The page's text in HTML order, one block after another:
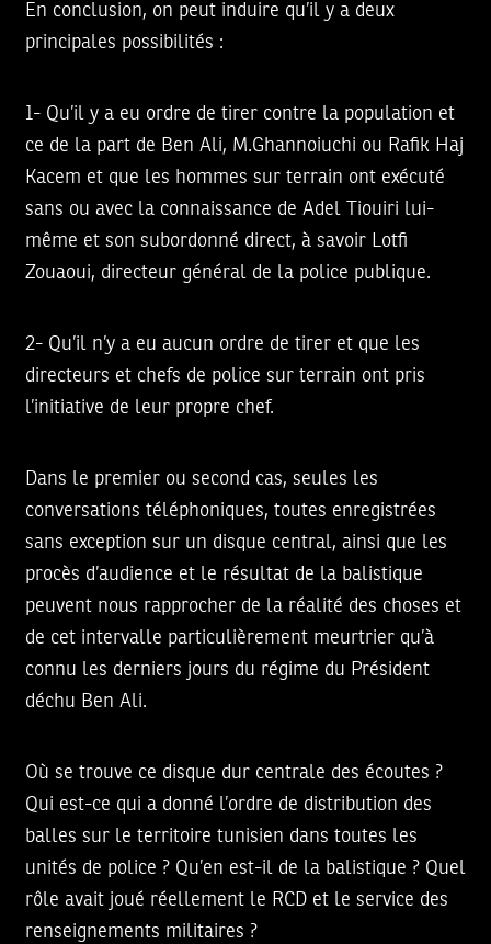
En conclusion, on peut induire qu’il y a deux
principales possibilités :
1- Qu’il y a eu ordre de tirer contre la population et
ce de la part de Ben Ali, M.Ghannoiuchi ou Rafik Haj
Kacem et que les hommes sur terrain ont exécuté
sans ou avec la connaissance de Adel Tiouiri lui-
même et son subordonné direct, à savoir Lotfi
Zouaoui, directeur général de la police publique.
2- Qu’il n’y a eu aucun ordre de tirer et que les
directeurs et chefs de police sur terrain ont pris
l’initiative de leur propre chef.
Dans le premier ou second cas, seules les
conversations téléphoniques, toutes enregistrées
sans exception sur un disque central, ainsi que les
procès d’audience et le résultat de la balistique
peuvent nous rapprocher de la réalité des choses et
de cet intervalle particulièrement meurtrier qu’à
connu les derniers jours du régime du Président
déchu Ben Ali.
Où se trouve ce disque dur centrale des écoutes ?
Qui est-ce qui a donné l’ordre de distribution des
balles sur le territoire tunisien dans toutes les
unités de police ? Qu’en est-il de la balistique ? Quel
rôle avait joué réellement le RCD et le service des
renseignements militaires ?